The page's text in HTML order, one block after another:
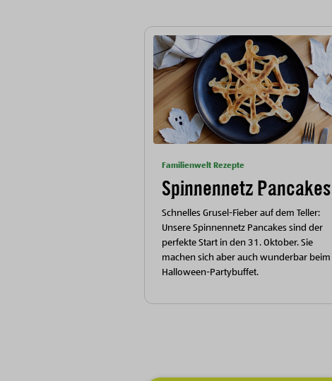
Familienwelt Rezepte
Spinnennetz Pancakes
Schnelles Grusel-Fieber auf dem Teller:
Unsere Spinnennetz Pancakes sind der
perfekte Start in den 31. Oktober. Sie
machen sich aber auch wunderbar beim
Halloween-Partybuffet.